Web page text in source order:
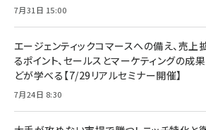
7月31日 15:00
エージェンティックコマースへの備え、売
るポイント、セールスとマーケティングの成
どが学べる【7/29リアルセミナー開催】
7月24日 8:30